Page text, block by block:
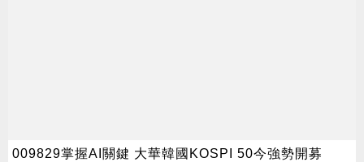
009829掌握AI關鍵 大華韓國KOSPI 50今強勢開募